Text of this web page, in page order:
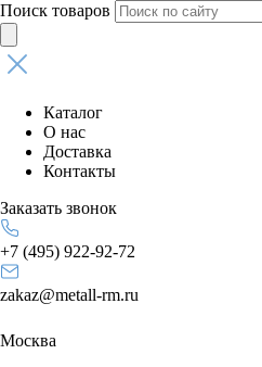
Поиск товаров
Каталог
О нас
Доставка
Контакты
Заказать звонок
+7 (495) 922-92-72
zakaz@metall-rm.ru
Москва